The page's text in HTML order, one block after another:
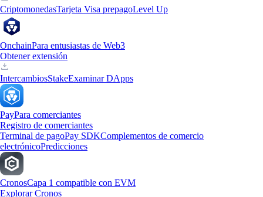
CriptomonedasTarjeta Visa prepagoLevel Up
OnchainPara entusiastas de Web3
Obtener extensión
IntercambiosStakeExaminar DApps
PayPara comerciantes
Registro de comerciantes
Terminal de pagoPay SDKComplementos de comercio
electrónicoPredicciones
CronosCapa 1 compatible con EVM
Explorar Cronos